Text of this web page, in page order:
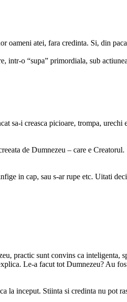
atei, fara credinta. Si, din
intr-o “supa” primordiala, sub
sa-i creasca picioare, trompa,
de Dumnezeu – care e Creatorul.
in cap, sau s-ar rupe etc. Uitati
practic sunt convins ca inteligenta,
Le-a facut tot Dumnezeu? Au
la inceput. Stiinta si credinta nu pot